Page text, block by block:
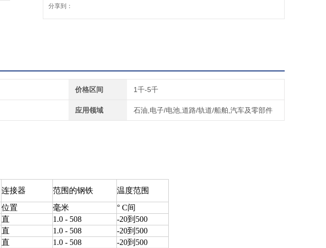
分享到：
价格区间 1千-5千
应用领域 石油,电子/电池,道路/轨道/船舶,汽车及零部件
连接器 范围的钢铁
温度范围
位置 毫米
° C间
直 1.0 - 508
-20到500
直 1.0 - 508
-20到500
直 1.0 - 508
-20到500